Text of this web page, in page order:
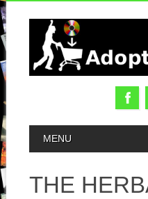
MAIN MENU
MENU
THE